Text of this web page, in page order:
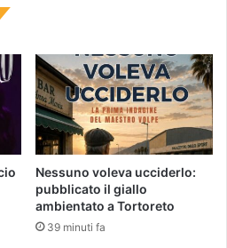
Nessuno voleva ucciderlo:
pubblicato il giallo
ambientato a Tortoreto
39 minuti fa